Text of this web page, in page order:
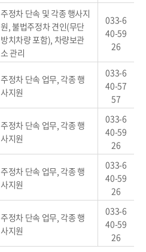
주정차 단속 및 각종 행사지
원, 불법주정차 견인(무단
방치차량 포함), 차량보관
소 관리
033-6
40-59
26
주정차 단속 업무, 각종 행
사지원
033-6
40-57
57
주정차 단속 업무, 각종 행
사지원
033-6
40-59
26
주정차 단속 업무, 각종 행
사지원
033-6
40-59
26
주정차 단속 업무, 각종 행
사지원
033-6
40-59
26